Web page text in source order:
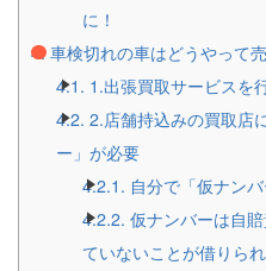
に！
4.車検切れの車はどうやって
4.1. 1.出張買取サービスを
4.2. 2.店舗持込みの買取店
ー」が必要
4.2.1. 自分で「仮ナン
4.2.2. 仮ナンバーは自
ていないことが借りら